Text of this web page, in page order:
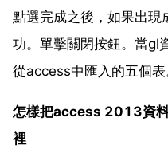
點選完成之後，如果出現
功。單擊關閉按鈕。當gl
從access中匯入的五個表
怎樣把access 2013資
裡